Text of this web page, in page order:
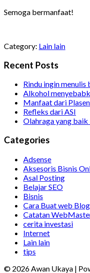
Semoga bermanfaat!
Category: Lain lain
Recent Posts
Rindu ingin menulis
Alkohol
Manfaat dari
Refleks dari ASI
Olahraga yang
Categories
Adsense
Aksesoris Bisnis
Asal Posting
Belajar SEO
Bisnis
Cara Buat web Blog
Catatan
cerita investasi
Internet
Lain lain
tips
© 2026 Awan Ukaya |